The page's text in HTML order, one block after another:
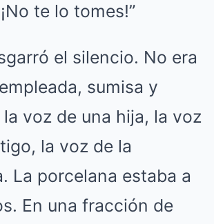
te lo tomes!”
el silencio. No era
sumisa y
la voz de una hija, la voz
la voz de la
La porcelana estaba a
En una fracción de